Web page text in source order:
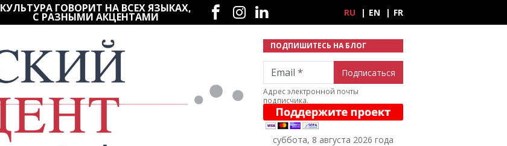
КУЛЬТУРА ГОВОРИТ НА ВСЕХ ЯЗЫКАХ,
С РАЗНЫМИ АКЦЕНТАМИ
Социальные сети
RU EN FR
ПОДПИШИТЕСЬ НА БЛОГ
Email
Адрес электронной почты
подписчика.
суббота, 8 августа 2026 года